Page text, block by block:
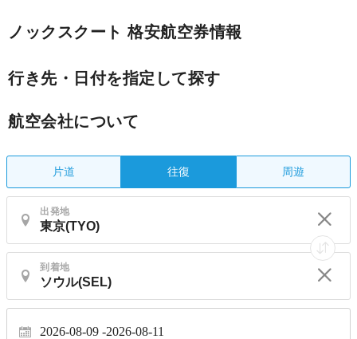
ノックスクート 格安航空券情報
行き先・日付を指定して探す
航空会社について
片道 往復 周遊
出発地
到着地
2026-08-09 2026-08-11